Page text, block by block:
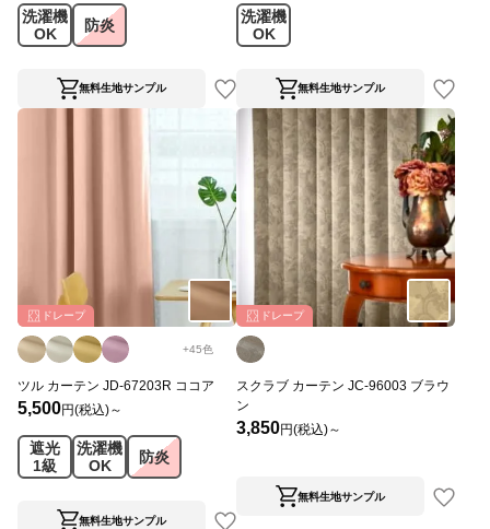
洗濯機
OK
防炎
無料生地サンプル
洗濯機
OK
無料生地サンプル
ドレープ
+45色
ツル カーテン JD-67203R ココア
5,500円(税込)～
遮光
1級
洗濯機
OK
防炎
無料生地サンプル
ドレープ
スクラブ カーテン JC-96003 ブラウ
ン
3,850円(税込)～
無料生地サンプル